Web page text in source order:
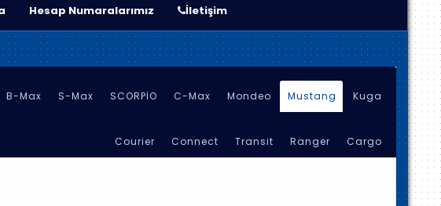
Hesap Numaralarımız İletişim
B-Max S-Max SCORPİO C-Max Mondeo Mustang Kuga
Courier Connect Transit Ranger Cargo